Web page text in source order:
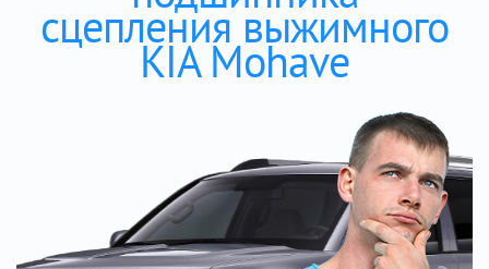
сцепления выжимного
KIA Mohave